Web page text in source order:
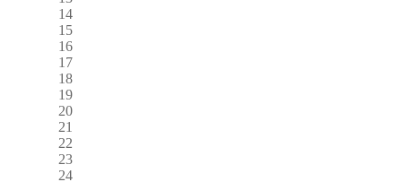
14
15
16
17
18
19
20
21
22
23
24